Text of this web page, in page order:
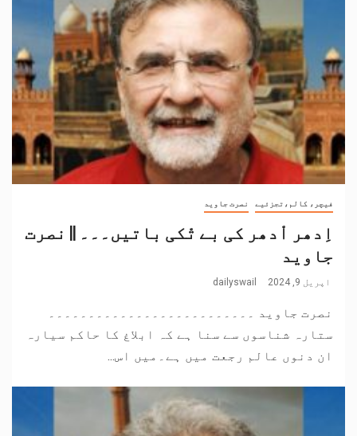
فیچر، کالم،تجزئیے نصرت جاوید
اِدھر اْدھر کی بے تْکی باتیں۔۔۔ || نصرت
جاوید
اپریل 9, 2024 dailyswail
نصرت جاوید ۔۔۔۔۔۔۔۔۔۔۔۔۔۔۔۔۔۔۔۔۔۔۔۔۔۔
ستارہ شناسوں سے سنا ہے کہ ابلاغ کا حاکم سیارہ
ان دنوں عالم رجعت میں ہے۔میں اس...